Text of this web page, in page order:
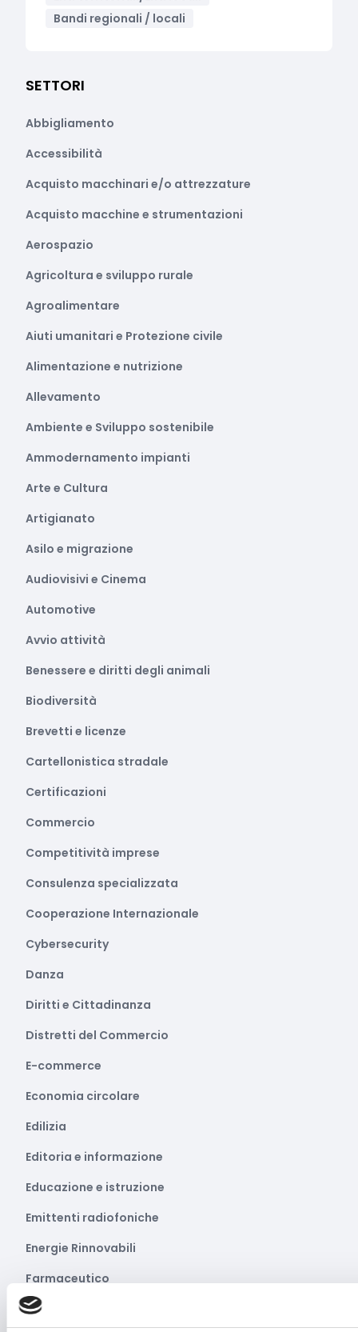
Bandi regionali / locali
SETTORI
Abbigliamento
Accessibilità
Acquisto macchinari e/o attrezzature
Acquisto macchine e strumentazioni
Aerospazio
Agricoltura e sviluppo rurale
Agroalimentare
Aiuti umanitari e Protezione civile
Alimentazione e nutrizione
Allevamento
Ambiente e Sviluppo sostenibile
Ammodernamento impianti
Arte e Cultura
Artigianato
Asilo e migrazione
Audiovisivi e Cinema
Automotive
Avvio attività
Benessere e diritti degli animali
Biodiversità
Brevetti e licenze
Cartellonistica stradale
Certificazioni
Commercio
Competitività imprese
Consulenza specializzata
Cooperazione Internazionale
Cybersecurity
Danza
Diritti e Cittadinanza
Distretti del Commercio
E-commerce
Economia circolare
Edilizia
Editoria e informazione
Educazione e istruzione
Emittenti radiofoniche
Energie Rinnovabili
Farmaceutico
Farmacia e/o chimica